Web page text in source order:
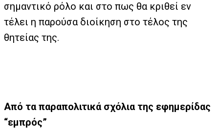
σημαντικό ρόλο και στο πως θα κριθεί εν
τέλει η παρούσα διοίκηση στο τέλος της
θητείας της.
Από τα παραπολιτικά σχόλια της εφημερίδας
“εμπρός”